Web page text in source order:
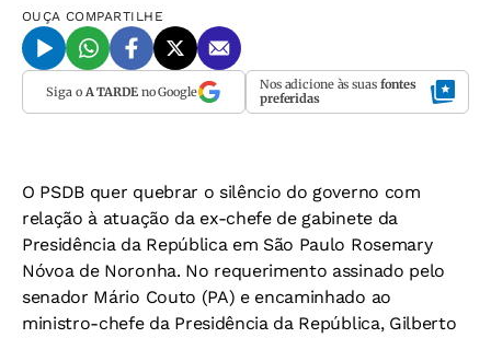
OUÇA COMPARTILHE
Siga o A TARDEno Google Nos adicione às suas fontes
preferidas
O PSDB quer quebrar o silêncio do governo com
relação à atuação da ex-chefe de gabinete da
Presidência da República em São Paulo Rosemary
Nóvoa de Noronha. No requerimento assinado pelo
senador Mário Couto (PA) e encaminhado ao
ministro-chefe da Presidência da República, Gilberto